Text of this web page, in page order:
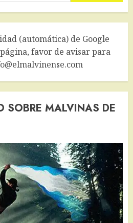
(automática) de Google
favor de avisar para
SOBRE MALVINAS DE